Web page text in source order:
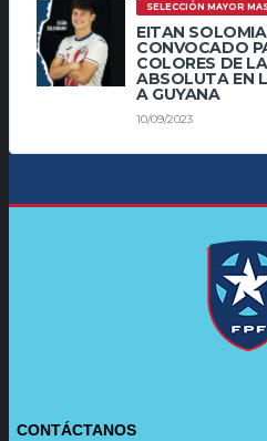
SELECCIÓN MAYOR
EITAN
CONVOCADO
COLORES DE
ABSOLUTA EN
A GUYANA
10/09/2023
CONTÁCTANOS